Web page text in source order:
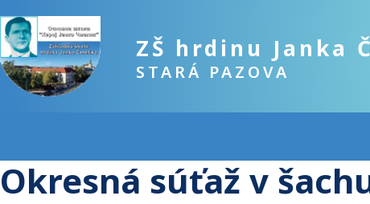
ZŠ hrdinu Janka
STARÁ PAZOVA
Okresná súťaž v